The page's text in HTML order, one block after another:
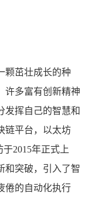
颗茁壮成长的种
许多富有创新精神
发挥自己的智慧和
链平台，以太坊
于2015年正式上
和突破，引入了智
倦的自动化执行